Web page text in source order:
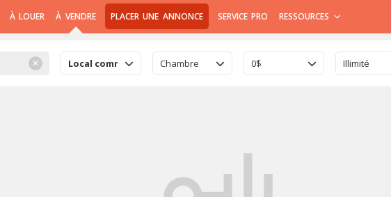
À LOUER À VENDRE PLACER UNE ANNONCE SERVICE PRO RESSOURCES
✕ Local commercial Chambre 0$ Illimité